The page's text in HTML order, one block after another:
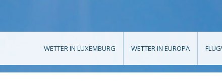
WETTER IN LUXEMBURG WETTER IN EUROPA